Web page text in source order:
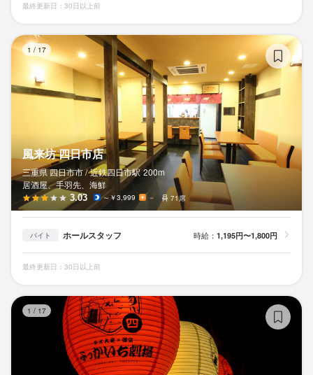
最終更新日：30日以上前
1 / 17
風来坊 四日市店
三重県 四日市市 / 近鉄四日市駅 200m
居酒屋、手羽先、海鮮
3.03 ～￥3,999 － 71席
バイト ホールスタッフ 時給： 1,195円〜1,800円
最終更新日：30日以上前
1 / 17